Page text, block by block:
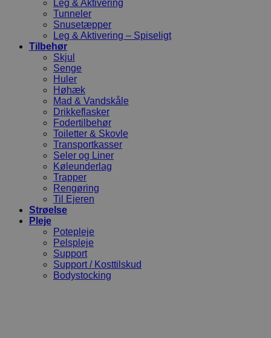
Leg & Aktivering
Tunneler
Snusetæpper
Leg & Aktivering – Spiseligt
Tilbehør
Skjul
Senge
Huler
Høhæk
Mad & Vandskåle
Drikkeflasker
Fodertilbehør
Toiletter & Skovle
Transportkasser
Seler og Liner
Køleunderlag
Trapper
Rengøring
Til Ejeren
Strøelse
Pleje
Potepleje
Pelspleje
Support
Support / Kosttilskud
Bodystocking